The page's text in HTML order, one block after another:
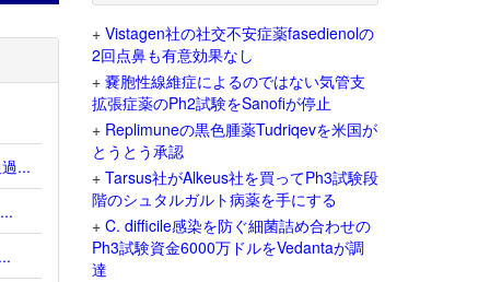
...
+ Vistagen社の社交不安症薬fasedienolの
2回点鼻も有意効果なし
+ 嚢胞性線維症によるのではない気管支
拡張症薬のPh2試験をSanofiが停止
+ Replimuneの黒色腫薬Tudriqevを米国が
とうとう承認
+ Tarsus社がAlkeus社を買ってPh3試験段
階のシュタルガルト病薬を手にする
+ C. difficile感染を防ぐ細菌詰め合わせの
Ph3試験資金6000万ドルをVedantaが調
達